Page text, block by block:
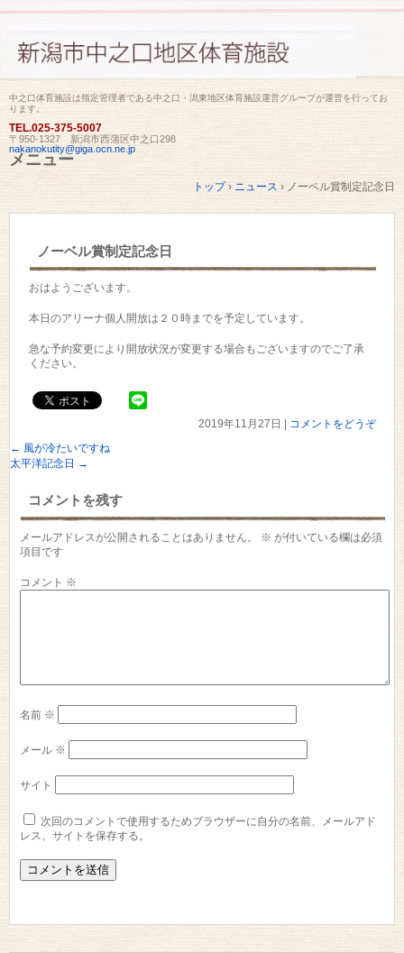
中之口体育施設は指定管理者である中之口・潟東地区体育施設運営グループが運営を行ってお
ります。
TEL.025-375-5007
〒950-1327 新潟市西蒲区中之口298
nakanokutity@giga.ocn.ne.jp
メニュー
トップ › ニュース › ノーベル賞制定記念日
ノーベル賞制定記念日
おはようございます。
本日のアリーナ個人開放は２０時までを予定しています。
急な予約変更により開放状況が変更する場合もございますのでご了承
ください。
2019年11月27日
コメントをどうぞ
← 風が冷たいですね
太平洋記念日 →
コメントを残す
メールアドレスが公開されることはありません。 ※ が付いている欄は必須
項目です
コメント ※
名前 ※
メール ※
サイト
次回のコメントで使用するためブラウザーに自分の名前、メールアド
レス、サイトを保存する。